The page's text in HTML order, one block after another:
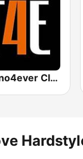
Techno4ever Club